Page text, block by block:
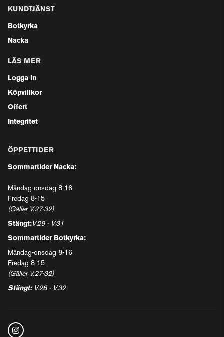
KUNDTJÄNST
Botkyrka
Nacka
LÄS MER
Logga in
Köpvillkor
Offert
Integritet
ÖPPETTIDER
Sommartider Nacka:
Måndag-onsdag 8-16
Fredag 8-15
(Gäller V.27-32)
Stängt:V.29 - V.31
Sommartider Botkyrka:
Måndag-onsdag 8-16
Fredag 8-15
(Gäller V.27-32)
Stängt: V.28 - V.32